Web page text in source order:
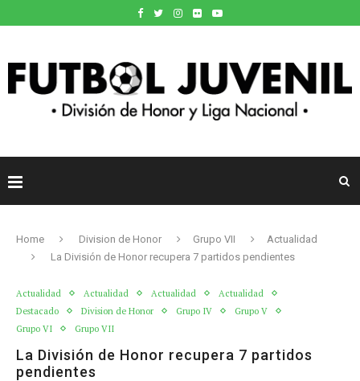
Home Division de Honor Grupo VII
Actualidad
La División de Honor recupera 7 partidos pendientes
Actualidad Actualidad Actualidad
Actualidad
Destacado
Division de Honor Grupo IV
Grupo V
Grupo VI
Grupo VII
La División de Honor recupera 7 partidos
pendientes